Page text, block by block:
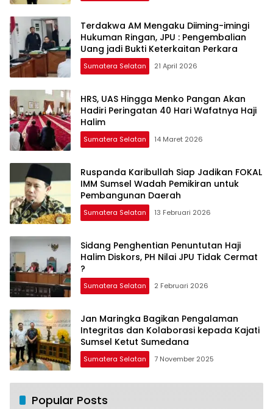
Terdakwa AM Mengaku Diiming-imingi
Hukuman Ringan, JPU : Pengembalian
Uang jadi Bukti Keterkaitan Perkara
Sumatera Selatan 21 April 2026
HRS, UAS Hingga Menko Pangan Akan
Hadiri Peringatan 40 Hari Wafatnya Haji
Halim
Sumatera Selatan 14 Maret 2026
Ruspanda Karibullah Siap Jadikan FOKAL
IMM Sumsel Wadah Pemikiran untuk
Pembangunan Daerah
Sumatera Selatan 13 Februari 2026
Sidang Penghentian Penuntutan Haji
Halim Diskors, PH Nilai JPU Tidak Cermat
?
Sumatera Selatan 2 Februari 2026
Jan Maringka Bagikan Pengalaman
Integritas dan Kolaborasi kepada Kajati
Sumsel Ketut Sumedana
Sumatera Selatan 7 November 2025
Popular Posts